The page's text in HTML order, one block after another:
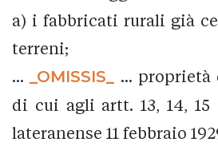
a) i fabbricati rurali già
terreni;
...
_OMISSIS_
... proprietà
di cui agli artt. 13, 14,
lateranense 11 febbraio